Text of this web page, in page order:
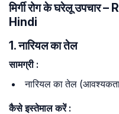
मिर्गी रोग के घरेलू
Hindi
1. नारियल का तेल
सामग्री :
नारियल का तेल
कैसे इस्तेमाल करें :